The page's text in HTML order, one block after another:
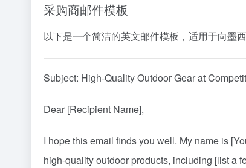
采购商邮件模板
以下是一个简洁的英文邮件模板，适用于向墨
Subject: High-Quality Outdoor Gear at
Dear [Recipient Name],
I hope this email finds you well. My name is
high-quality outdoor products, including [list a